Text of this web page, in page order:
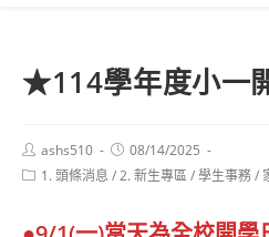
★114學年度小一
Post
author:
ashs510
Post
published:
08/14/2025
Post1. 頭條消息 /2. 新生專區/學生事務/